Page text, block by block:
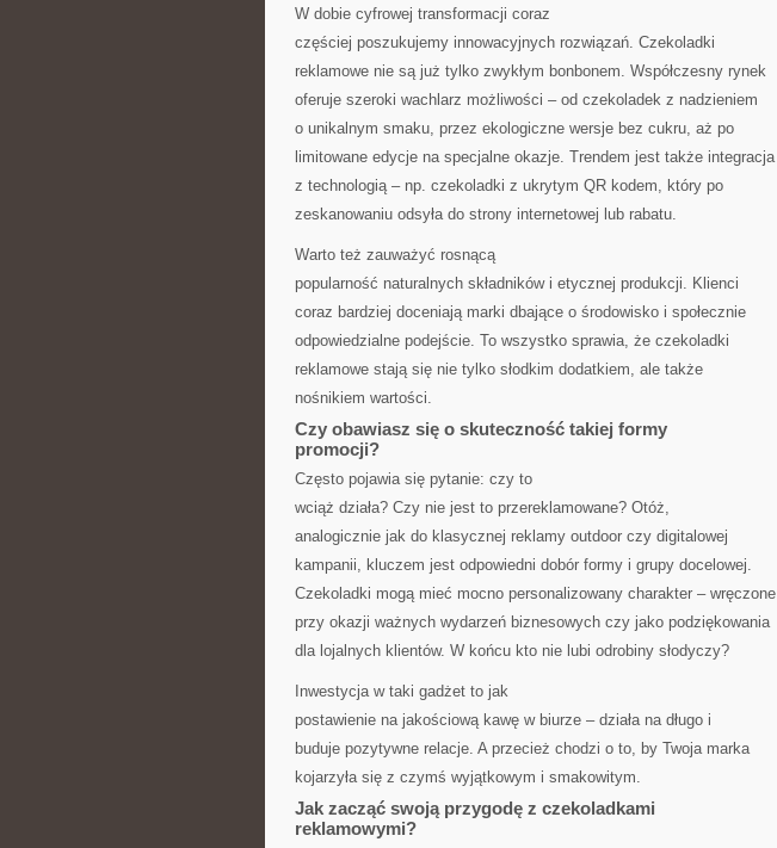
W dobie cyfrowej transformacji coraz
częściej poszukujemy innowacyjnych rozwiązań. Czekoladki
reklamowe nie są już tylko zwykłym bonbonem. Współczesny rynek
oferuje szeroki wachlarz możliwości – od czekoladek z nadzieniem
o unikalnym smaku, przez ekologiczne wersje bez cukru, aż po
limitowane edycje na specjalne okazje. Trendem jest także integracja
z technologią – np. czekoladki z ukrytym QR kodem, który po
zeskanowaniu odsyła do strony internetowej lub rabatu.
Warto też zauważyć rosnącą
popularność naturalnych składników i etycznej produkcji. Klienci
coraz bardziej doceniają marki dbające o środowisko i społecznie
odpowiedzialne podejście. To wszystko sprawia, że czekoladki
reklamowe stają się nie tylko słodkim dodatkiem, ale także
nośnikiem wartości.
Czy obawiasz się o skuteczność takiej formy
promocji?
Często pojawia się pytanie: czy to
wciąż działa? Czy nie jest to przereklamowane? Otóż,
analogicznie jak do klasycznej reklamy outdoor czy digitalowej
kampanii, kluczem jest odpowiedni dobór formy i grupy docelowej.
Czekoladki mogą mieć mocno personalizowany charakter – wręczone
przy okazji ważnych wydarzeń biznesowych czy jako podziękowania
dla lojalnych klientów. W końcu kto nie lubi odrobiny słodyczy?
Inwestycja w taki gadżet to jak
postawienie na jakościową kawę w biurze – działa na długo i
buduje pozytywne relacje. A przecież chodzi o to, by Twoja marka
kojarzyła się z czymś wyjątkowym i smakowitym.
Jak zacząć swoją przygodę z czekoladkami
reklamowymi?